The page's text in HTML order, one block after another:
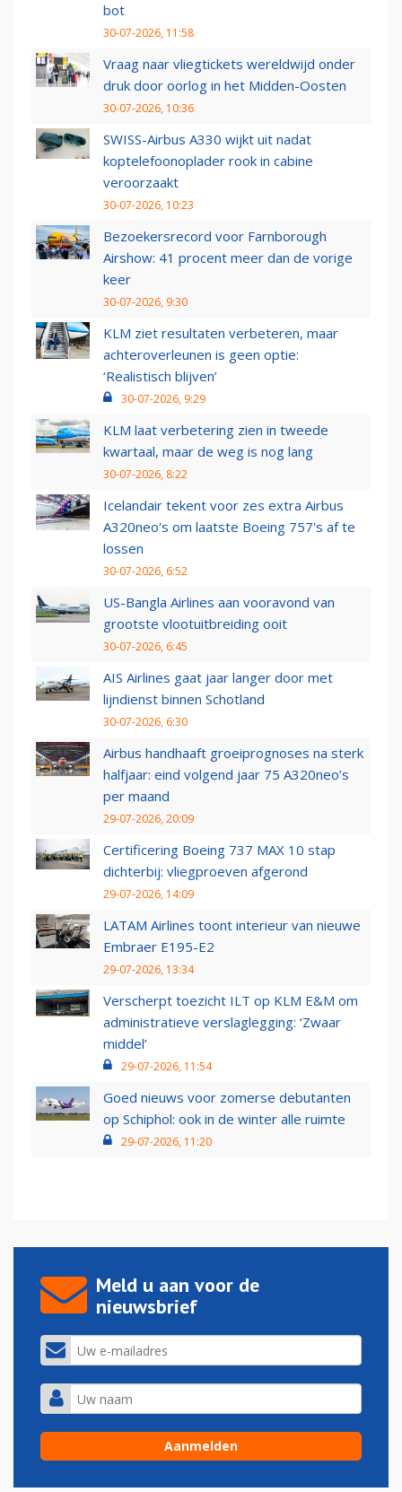
bot
30-07-2026, 11:58
Vraag naar vliegtickets wereldwijd onder
druk door oorlog in het Midden-Oosten
30-07-2026, 10:36
SWISS-Airbus A330 wijkt uit nadat
koptelefoonoplader rook in cabine
veroorzaakt
30-07-2026, 10:23
Bezoekersrecord voor Farnborough
Airshow: 41 procent meer dan de vorige
keer
30-07-2026, 9:30
KLM ziet resultaten verbeteren, maar
achteroverleunen is geen optie:
‘Realistisch blijven’
30-07-2026, 9:29
KLM laat verbetering zien in tweede
kwartaal, maar de weg is nog lang
30-07-2026, 8:22
Icelandair tekent voor zes extra Airbus
A320neo's om laatste Boeing 757's af te
lossen
30-07-2026, 6:52
US-Bangla Airlines aan vooravond van
grootste vlootuitbreiding ooit
30-07-2026, 6:45
AIS Airlines gaat jaar langer door met
lijndienst binnen Schotland
30-07-2026, 6:30
Airbus handhaaft groeiprognoses na sterk
halfjaar: eind volgend jaar 75 A320neo’s
per maand
29-07-2026, 20:09
Certificering Boeing 737 MAX 10 stap
dichterbij: vliegproeven afgerond
29-07-2026, 14:09
LATAM Airlines toont interieur van nieuwe
Embraer E195-E2
29-07-2026, 13:34
Verscherpt toezicht ILT op KLM E&M om
administratieve verslaglegging: ‘Zwaar
middel’
29-07-2026, 11:54
Goed nieuws voor zomerse debutanten
op Schiphol: ook in de winter alle ruimte
29-07-2026, 11:20
Meld u aan voor de
nieuwsbrief